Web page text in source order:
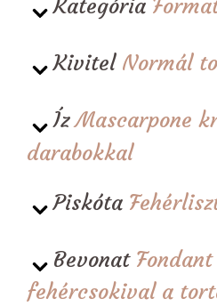
Kategória
Kivitel Normál
ÍzMascarpone
darabokkal
Piskóta
Bevonat
fehércsokival a